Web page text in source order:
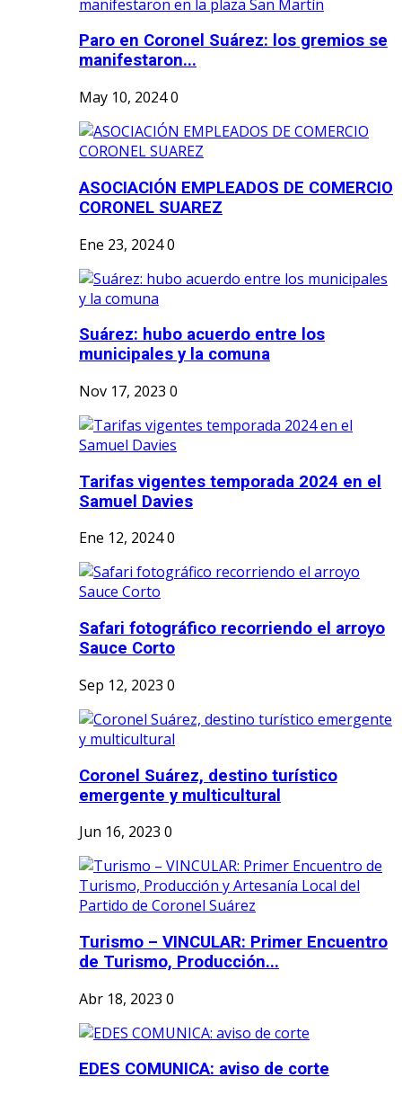
Paro en Coronel Suárez: los gremios se
manifestaron...
May 10, 20240
ASOCIACIÓN EMPLEADOS DE COMERCIO
CORONEL SUAREZ
Ene 23, 20240
Suárez: hubo acuerdo entre los
municipales y la comuna
Nov 17, 2023 0
Tarifas vigentes temporada 2024 en el
Samuel Davies
Ene 12, 20240
Safari fotográfico recorriendo el arroyo
Sauce Corto
Sep 12, 2023 0
Coronel Suárez, destino turístico
emergente y multicultural
Jun 16, 2023 0
Turismo – VINCULAR: Primer Encuentro
de Turismo, Producción...
Abr 18, 2023 0
EDES COMUNICA: aviso de corte